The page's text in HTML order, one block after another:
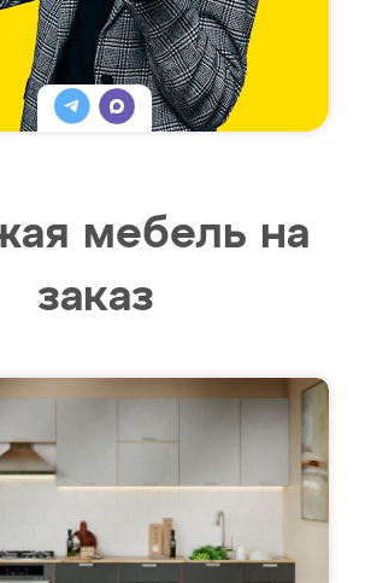
мебель на
заказ